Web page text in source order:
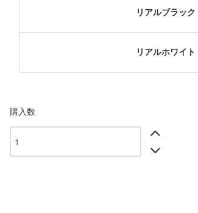
リアルブラック
リアルホワイト
購入数